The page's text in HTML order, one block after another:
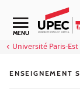
Aller au contenu
Navigation
MENU
Université Paris-
ENSEIGNEMENT